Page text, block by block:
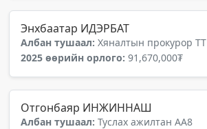
Энхбаатар ИДЭРБАТ
Албан тушаал: Хяналтын прокурор ТТ
2025 өөрийн орлого: 91,670,000₮
Отгонбаяр ИНЖИННАШ
Албан тушаал: Туслах ажилтан АА8